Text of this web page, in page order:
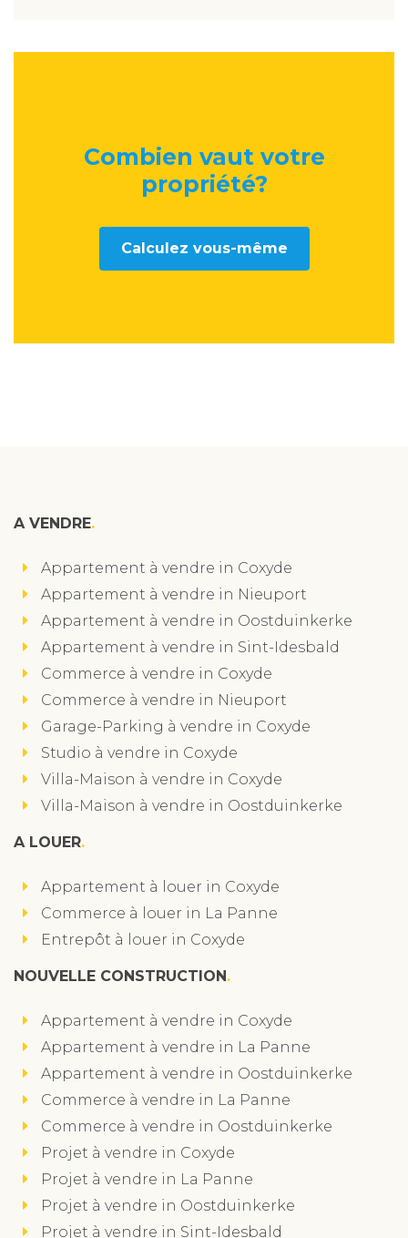
Combien vaut votre
propriété?
Calculez vous-même
A VENDRE
Appartement à vendre in Coxyde
Appartement à vendre in Nieuport
Appartement à vendre in Oostduinkerke
Appartement à vendre in Sint-Idesbald
Commerce à vendre in Coxyde
Commerce à vendre in Nieuport
Garage-Parking à vendre in Coxyde
Studio à vendre in Coxyde
Villa-Maison à vendre in Coxyde
Villa-Maison à vendre in Oostduinkerke
A LOUER
Appartement à louer in Coxyde
Commerce à louer in La Panne
Entrepôt à louer in Coxyde
NOUVELLE CONSTRUCTION
Appartement à vendre in Coxyde
Appartement à vendre in La Panne
Appartement à vendre in Oostduinkerke
Commerce à vendre in La Panne
Commerce à vendre in Oostduinkerke
Projet à vendre in Coxyde
Projet à vendre in La Panne
Projet à vendre in Oostduinkerke
Projet à vendre in Sint-Idesbald